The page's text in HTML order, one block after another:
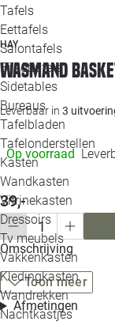
Tafels
Eettafels
Salontafels
Bijzettafels
Sidetables
Bureaus
Tafelbladen
Tafelonderstellen
Kasten
Wandkasten
Vitrinekasten
Dressoirs
Tv meubels
Vakkenkasten
Kledingkasten
Wandrekken
Nachtkastjes
HAY
Wasmand
Leverbaar in 3
Op voorraad
39,-
Omschrijving
Toon meer
Afmetingen